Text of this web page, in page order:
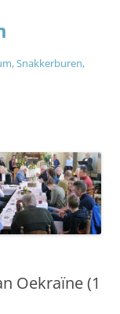
Snakkerburen,
Oekraïne (1